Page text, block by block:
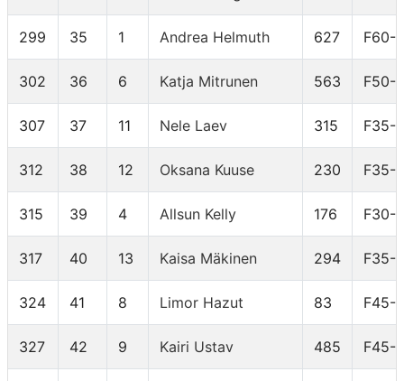
299 35 1 Andrea Helmuth 627 F60-
302 36 6 Katja Mitrunen 563 F50-
307 37 11 Nele Laev 315 F35-
312 38 12 Oksana Kuuse 230 F35-
315 39 4 Allsun Kelly 176 F30-
317 40 13 Kaisa Mäkinen 294 F35-
324 41 8 Limor Hazut 83 F45-
327 42 9 Kairi Ustav 485 F45-